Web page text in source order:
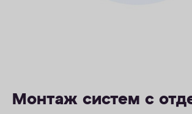
Монтаж систем с